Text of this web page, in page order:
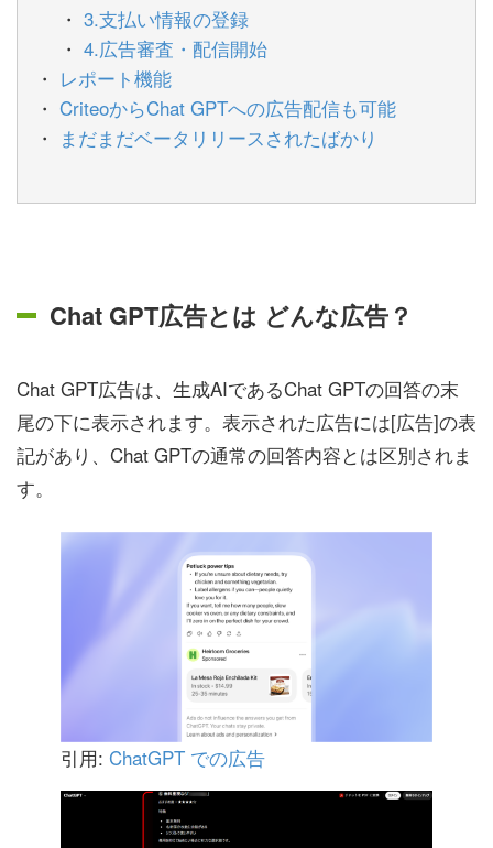
3.支払い情報の登録
4.広告審査・配信開始
レポート機能
CriteoからChat GPTへの広告配信も可能
まだまだベータリリースされたばかり
Chat GPT広告とは どんな広告？
Chat GPT広告は、生成AIであるChat GPTの回答の末
尾の下に表示されます。表示された広告には[広告]の表
記があり、Chat GPTの通常の回答内容とは区別されま
す。
引用: ChatGPT での広告